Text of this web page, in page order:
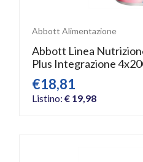
Abbott Alimentazione
Abbott Linea
Plus Integrazione
€18,81
Listino: € 19,98